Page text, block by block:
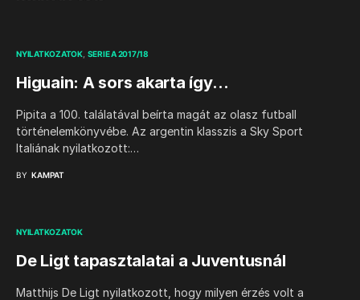
NYILATKOZATOK SERIE A 2017/18
Higuain: A sors akarta így…
Pipita a 100. találatával beírta magát az olasz futball
történelemkönyvébe. Az argentin klasszis a Sky Sport
Italiának nyilatkozott:…
BY KAMPAT
NYILATKOZATOK
De Ligt tapasztalatai a Juventusnál
Matthijs De Ligt nyilatkozott, hogy milyen érzés volt a